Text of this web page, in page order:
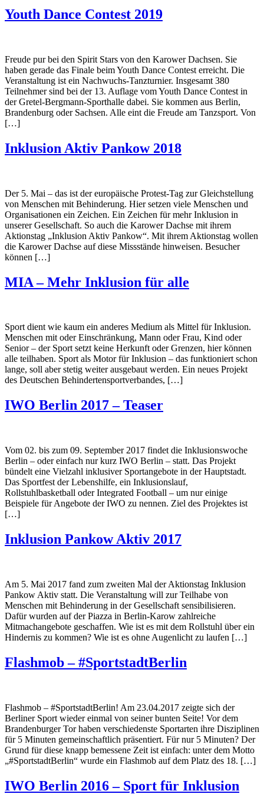
Youth Dance Contest 2019
Freude pur bei den Spirit Stars von den Karower Dachsen. Sie
haben gerade das Finale beim Youth Dance Contest erreicht. Die
Veranstaltung ist ein Nachwuchs-Tanzturnier. Insgesamt 380
Teilnehmer sind bei der 13. Auflage vom Youth Dance Contest in
der Gretel-Bergmann-Sporthalle dabei. Sie kommen aus Berlin,
Brandenburg oder Sachsen. Alle eint die Freude am Tanzsport. Von
[…]
Inklusion Aktiv Pankow 2018
Der 5. Mai – das ist der europäische Protest-Tag zur Gleichstellung
von Menschen mit Behinderung. Hier setzen viele Menschen und
Organisationen ein Zeichen. Ein Zeichen für mehr Inklusion in
unserer Gesellschaft. So auch die Karower Dachse mit ihrem
Aktionstag „Inklusion Aktiv Pankow“. Mit ihrem Aktionstag wollen
die Karower Dachse auf diese Missstände hinweisen. Besucher
können […]
MIA – Mehr Inklusion für alle
Sport dient wie kaum ein anderes Medium als Mittel für Inklusion.
Menschen mit oder Einschränkung, Mann oder Frau, Kind oder
Senior – der Sport setzt keine Herkunft oder Grenzen, hier können
alle teilhaben. Sport als Motor für Inklusion – das funktioniert schon
lange, soll aber stetig weiter ausgebaut werden. Ein neues Projekt
des Deutschen Behindertensportverbandes, […]
IWO Berlin 2017 – Teaser
Vom 02. bis zum 09. September 2017 findet die Inklusionswoche
Berlin – oder einfach nur kurz IWO Berlin – statt. Das Projekt
bündelt eine Vielzahl inklusiver Sportangebote in der Hauptstadt.
Das Sportfest der Lebenshilfe, ein Inklusionslauf,
Rollstuhlbasketball oder Integrated Football – um nur einige
Beispiele für Angebote der IWO zu nennen. Ziel des Projektes ist
[…]
Inklusion Pankow Aktiv 2017
Am 5. Mai 2017 fand zum zweiten Mal der Aktionstag Inklusion
Pankow Aktiv statt. Die Veranstaltung will zur Teilhabe von
Menschen mit Behinderung in der Gesellschaft sensibilisieren.
Dafür wurden auf der Piazza in Berlin-Karow zahlreiche
Mitmachangebote geschaffen. Wie ist es mit dem Rollstuhl über ein
Hindernis zu kommen? Wie ist es ohne Augenlicht zu laufen […]
Flashmob – #SportstadtBerlin
Flashmob – #SportstadtBerlin! Am 23.04.2017 zeigte sich der
Berliner Sport wieder einmal von seiner bunten Seite! Vor dem
Brandenburger Tor haben verschiedenste Sportarten ihre Disziplinen
für 5 Minuten gemeinschaftlich präsentiert. Für nur 5 Minuten? Der
Grund für diese knapp bemessene Zeit ist einfach: unter dem Motto
„#SportstadtBerlin“ wurde ein Flashmob auf dem Platz des 18. […]
IWO Berlin 2016 – Sport für Inklusion